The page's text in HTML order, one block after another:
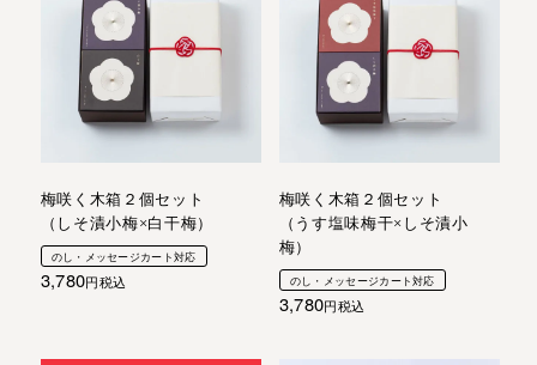
梅咲く木箱２個セット
（しそ漬小梅×白干梅）
のし・メッセージカート対応
3,780 税込
梅咲く木箱２個セット
（うす塩味梅干×しそ漬小
梅）
のし・メッセージカート対応
3,780 税込